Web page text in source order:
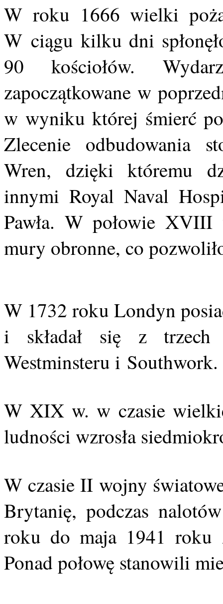
W roku 1666 wielki
W ciągu kilku dni
90 kościołów.
zapoczątkowane w
w wyniku której śmierć
Zlecenie odbudowania
Wren, dzięki któremu
innymi Royal Naval
Pawła. W połowie XVIII
mury obronne, co
W 1732 roku Londyn
i składał się z trzech
Westminsteru i Southwork.
W XIX w. w czasie
ludności wzrosła
W czasie II wojny
Brytanię, podczas
roku do maja 1941 roku
Ponad połowę stanowili